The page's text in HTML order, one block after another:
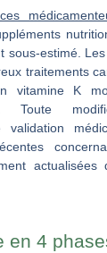
sous-estimé.
traitements
vitamine K
Toute
validation
actualisées
en 4